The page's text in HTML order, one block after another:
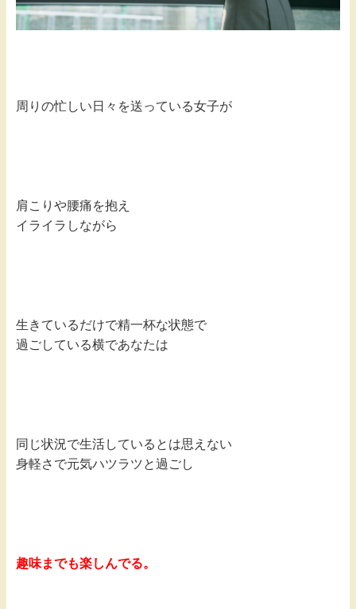
周りの忙しい日々を送っている女子が
肩こりや腰痛を抱え
イライラしながら
生きているだけで精一杯な状態で
過ごしている横であなたは
同じ状況で生活しているとは思えない
身軽さで元気ハツラツと過ごし
趣味までも楽しんでる。